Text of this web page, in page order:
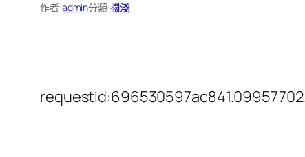
作者:admin分類:擱淺